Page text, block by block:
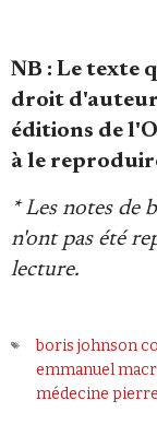
NB : Le texte
droit
éditions de
à le
* Les notes de
n'ont pas été
lecture.
boris johnson
emmanuel
médecine